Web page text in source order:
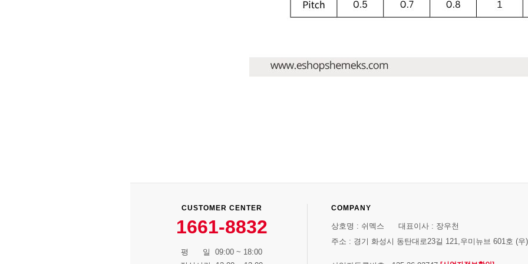
CUSTOMER CENTER
1661-8832
평 일 09:00 ~ 18:00
COMPANY
상호명 : 쉬멕스 대표이사 : 장우천
주소 : 경기 화성시 동탄대로23길 121,우미뉴브 601호 (우